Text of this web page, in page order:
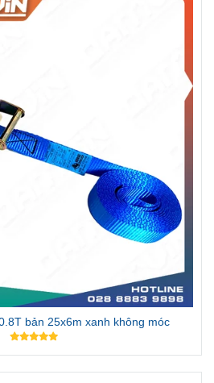
bản 25x6m xanh không móc